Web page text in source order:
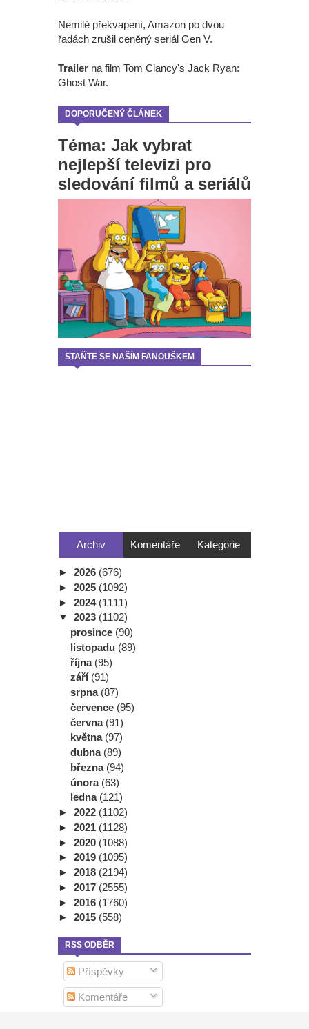
Nemilé překvapení, Amazon po dvou
řadách zrušil ceněný seriál Gen V.
Trailer na film Tom Clancy's Jack Ryan:
Ghost War.
DOPORUČENÝ ČLÁNEK
Téma: Jak vybrat
nejlepší televizi pro
sledování filmů a seriálů
STAŇTE SE NAŠÍM FANOUŠKEM
Archiv Komentáře Kategorie
► 2026 (676)
► 2025 (1092)
► 2024 (1111)
▼ 2023 (1102)
prosince (90)
listopadu (89)
října (95)
září (91)
srpna (87)
července (95)
června (91)
května (97)
dubna (89)
března (94)
února (63)
ledna (121)
► 2022 (1102)
► 2021 (1128)
► 2020 (1088)
► 2019 (1095)
► 2018 (2194)
► 2017 (2555)
► 2016 (1760)
► 2015 (558)
RSS ODBĚR
Příspěvky
Komentáře